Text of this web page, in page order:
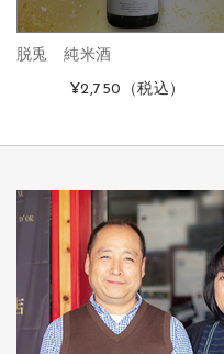
脱兎 純米酒
¥2,750 （税込）